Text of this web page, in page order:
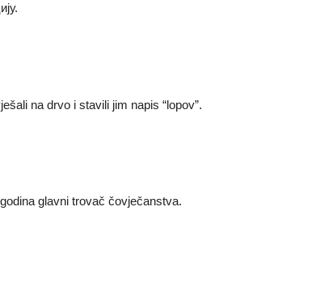
na drvo i stavili jim napis “lopov”.
glavni trovač čovječanstva.